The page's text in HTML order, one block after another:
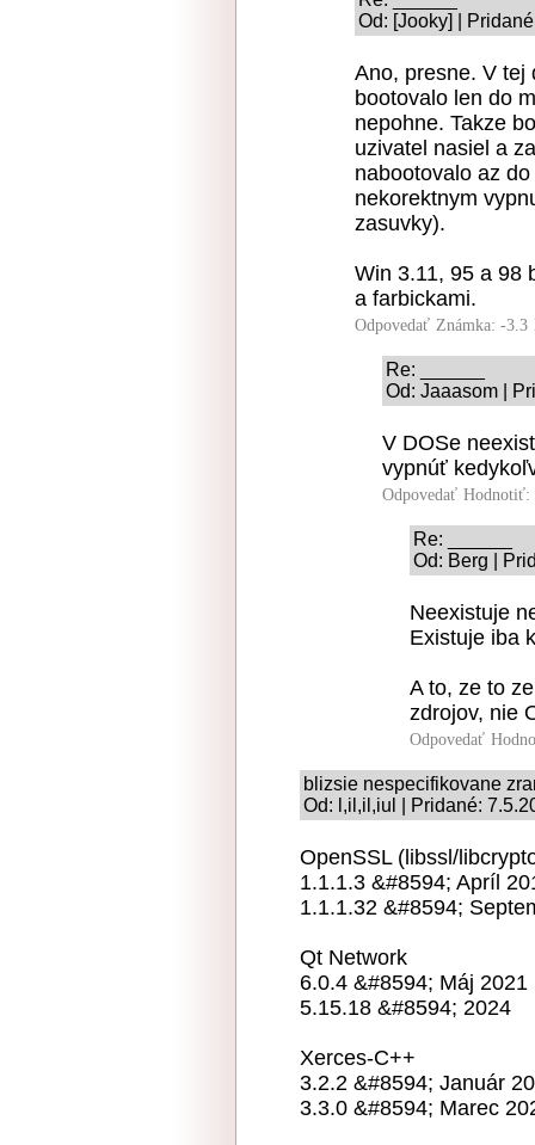
Od: [Jooky] |
Ano, presne. V tej
bootovalo len do
nepohne. Takze
uzivatel nasiel a
nabootovalo az
nekorektnym
zasuvky).
Win 3.11, 95 a 98
a farbickami.
Odpovedať Známka: -3.3
Re: ______
Od: Jaaasom |
V DOSe
vypnúť
Odpovedať Hodnotiť:
Re: ______
Od: Berg |
Neexistuje
Existuje iba
A to, ze to
zdrojov, nie
Odpovedať
blizsie nespecifikovane
Od: l,il,il,iul | Pridané:
OpenSSL (libssl/
1.1.1.3 &#8594; Apríl
1.1.1.32 &#8594;
Qt Network
6.0.4 &#8594; Máj 2021
5.15.18 &#8594; 2024
Xerces-C++
3.2.2 &#8594; Január
3.3.0 &#8594; Marec